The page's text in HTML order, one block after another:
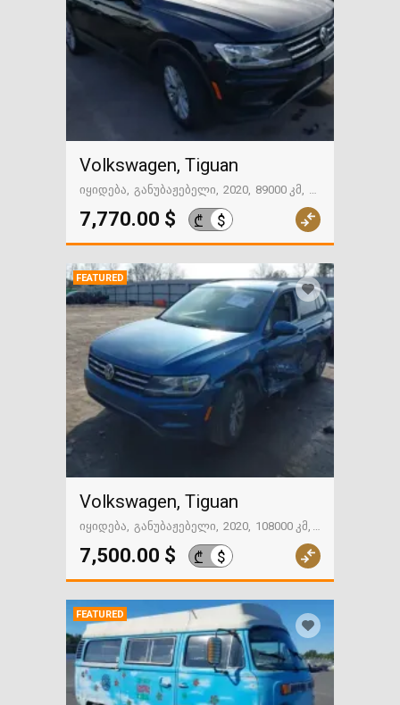
Polo
R32
Scirocco
T Series
(7)
Taro
Tiguan (29)
Touareg (7)
Touareg 2 (0)
Touran (0)
up! (0)
Vanagon (0)
Vento
XL1 (0)
Volkswagen, Tiguan
იყიდება განუბაჟებელი 2020 89000 კმ
გზაში. საქართველოსკენ
7,770.00 $ ₾ $
FEATURED
Volkswagen, Tiguan
იყიდება განუბაჟებელი 2020 108000 კმ
გზაში. საქართველოსკენ
7,500.00 $ ₾ $
FEATURED